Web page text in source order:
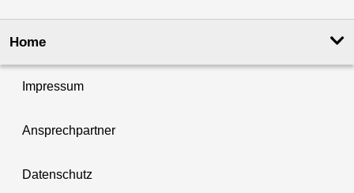
Home
Impressum
Ansprechpartner
Datenschutz